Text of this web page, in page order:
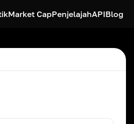
Market CapPenjelajahAPIBlog